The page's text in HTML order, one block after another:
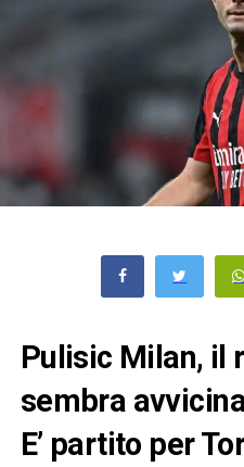
Pulisic Milan, il
sembra
E’ partito per